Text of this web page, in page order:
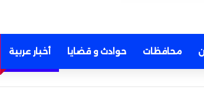
محافظات حوادث و قضايا أخبار عربية